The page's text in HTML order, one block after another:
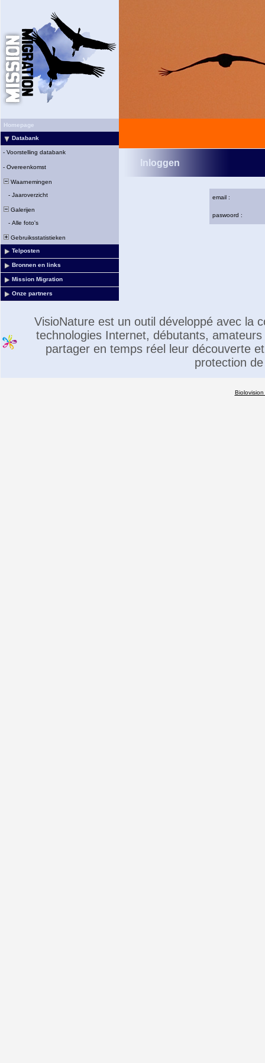
Homepage
Databank
- Voorstelling databank
- Overeenkomst
Waarnemingen
- Jaaroverzicht
Galerijen
- Alle foto's
Gebruiksstatistieken
Telposten
Bronnen en links
Mission Migration
Onze partners
Inloggen
email :
paswoord :
VisioNature est un outil développé avec la
technologies Internet, débutants,
partager en temps réel leur découverte
protection
Biolovision